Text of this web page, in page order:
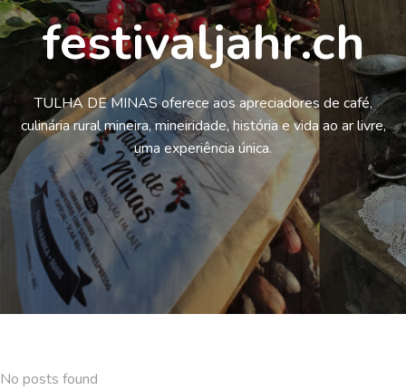
festivaljahr.ch
TULHA DE MINAS oferece aos apreciadores de café,
culinária rural mineira, mineiridade, história e vida ao ar livre,
uma experiência única.
No posts found